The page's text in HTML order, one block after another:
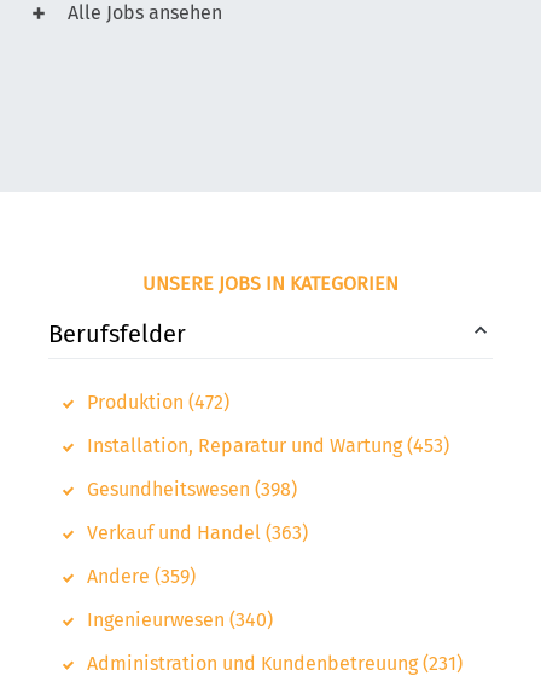
Alle Jobs ansehen
UNSERE JOBS IN KATEGORIEN
Berufsfelder
Produktion (472)
Installation, Reparatur und Wartung (453)
Gesundheitswesen (398)
Verkauf und Handel (363)
Andere (359)
Ingenieurwesen (340)
Administration und Kundenbetreuung (231)